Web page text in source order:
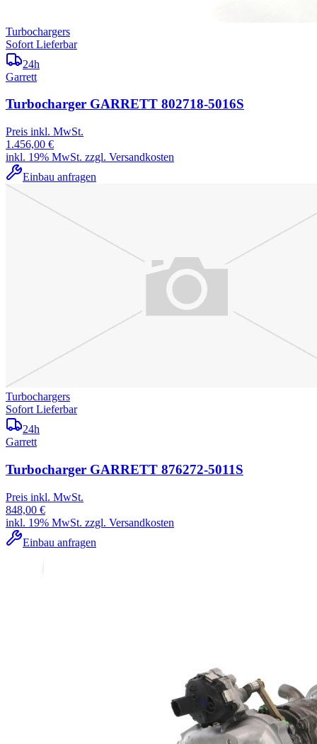
Turbochargers
Sofort Lieferbar
24h
Garrett
Turbocharger GARRETT 802718-5016S
Preis inkl. MwSt.
1.456,00 €
inkl. 19% MwSt. zzgl. Versandkosten
Einbau anfragen
Turbochargers
Sofort Lieferbar
24h
Garrett
Turbocharger GARRETT 876272-5011S
Preis inkl. MwSt.
848,00 €
inkl. 19% MwSt. zzgl. Versandkosten
Einbau anfragen